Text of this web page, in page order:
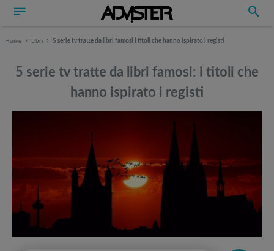
Home Libri 5 serie tv tratte da libri famosi i titoli che hanno ispirato i registi
5 serie tv tratte da libri famosi: i titoli che
hanno ispirato i registi